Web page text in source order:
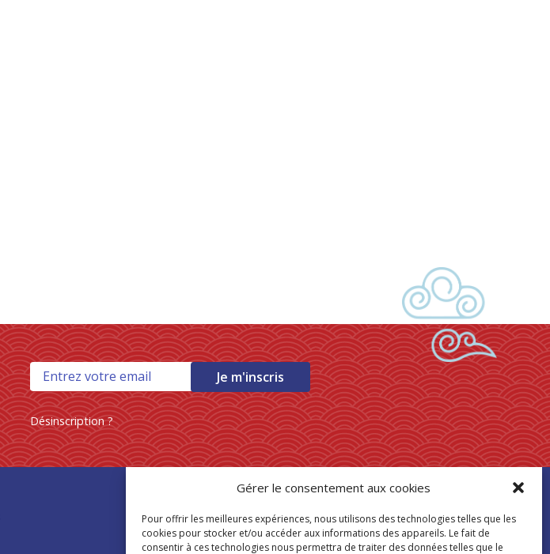
Gérer le consentement aux cookies
Pour offrir les meilleures expériences, nous utilisons des technologies telles que les
cookies pour stocker et/ou accéder aux informations des appareils. Le fait de
consentir à ces technologies nous permettra de traiter des données telles que le
Je m'inscris
Désinscription ?
Trouver mon
magasin Paris Store